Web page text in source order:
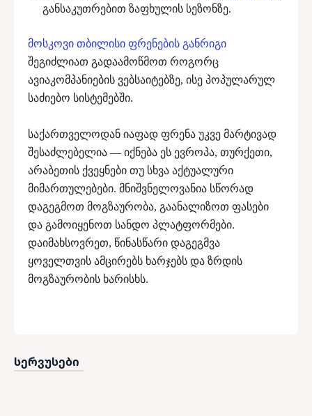
განსაკუთრებით ზაფხულის სეზონზე.
მოსკოვი თბილისი ფრენების განრიგი
შეგიძლიათ გადაამოწმოთ როგორც
ავიაკომპანიების ვებსაიტებზე, ისე პოპულარულ
საძიებო სისტემებში.
საქართველოდან იაფად ფრენა უკვე მარტივად
შესაძლებელია — იქნება ეს ევროპა, თურქეთი,
არაბეთის ქვეყნები თუ სხვა აქტუალური
მიმართულებები. მნიშვნელოვანია სწორად
დაგეგმოთ მოგზაურობა, გაანალიზოთ ფასები
და გამოიყენოთ სანდო პლატფორმები.
დაიმახსოვრეთ, წინასწარი დაგეგმვა
ყოველთვის ამცირებს ხარჯებს და ზრდის
მოგზაურობის ხარისხს.
სერვუსები